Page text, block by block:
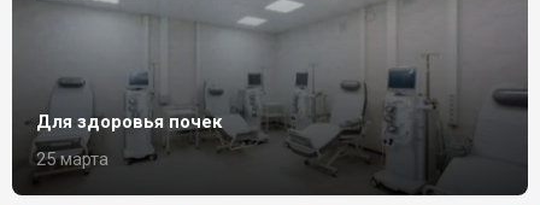
Для здоровья почек
25 марта